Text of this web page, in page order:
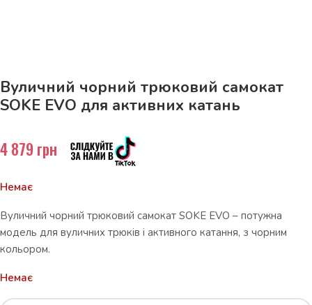
Вуличний чорний трюковий самокат
SOKE EVO для активних катань
4 879 грн
Немає
Вуличний чорний трюковий самокат SOKE EVO – потужна
модель для вуличних трюків і активного катання, з чорним
кольором.
Немає